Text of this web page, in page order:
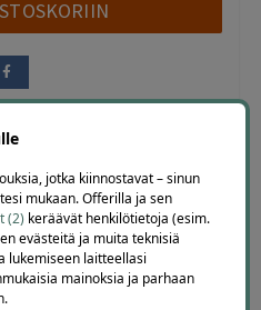
jotka kiinnostavat – sinun
mukaan. Offerilla ja sen
(2) keräävät henkilötietoja (esim.
evästeitä ja muita teknisiä
lukemiseen laitteellasi
mainoksia ja parhaan